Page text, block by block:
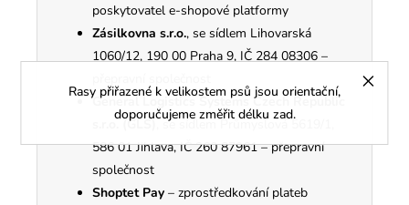
Rasy přiřazené k velikostem psů jsou orientační,
doporučujeme změřit délku zad.
poskytovatel e-shopové platformy
Zásilkovna s.r.o., se sídlem Lihovarská
1060/12, 190 00 Praha 9, IČ 284 08306 –
General Logistics Systems Czech Republic
s.r.o. (GLS), se sídlem Průmyslová 5619/1,
586 01 Jihlava, IČ 260 87961 – přepravní
společnost
Shoptet Pay – zprostředkování plateb